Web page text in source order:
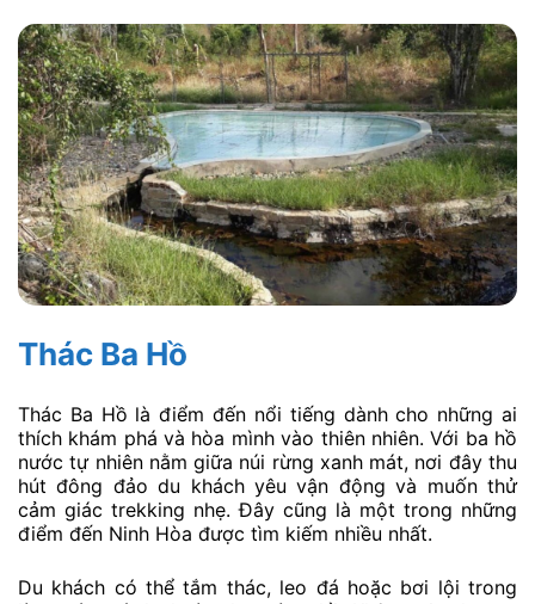
Thác Ba Hồ
Thác Ba Hồ là điểm đến nổi tiếng dành cho những ai
thích khám phá và hòa mình vào thiên nhiên. Với ba hồ
nước tự nhiên nằm giữa núi rừng xanh mát, nơi đây thu
hút đông đảo du khách yêu vận động và muốn thử
cảm giác trekking nhẹ. Đây cũng là một trong những
điểm đến Ninh Hòa được tìm kiếm nhiều nhất.
Du khách có thể tắm thác, leo đá hoặc bơi lội trong